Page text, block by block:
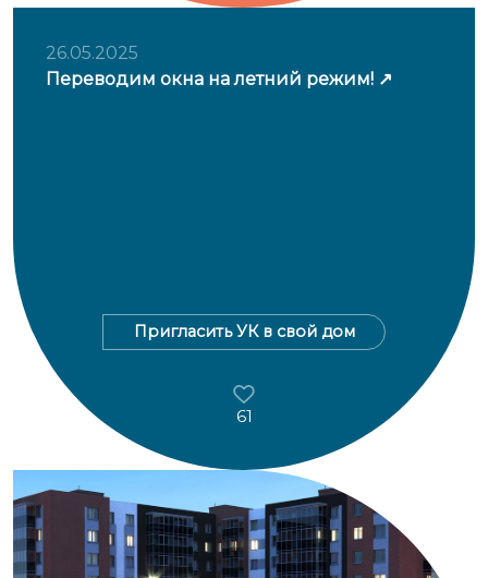
26.05.2025
Переводим окна на летний режим!
Пригласить УК в свой дом
61